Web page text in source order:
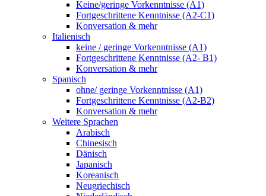
Keine/geringe Vorkenntnisse (A1)
Fortgeschrittene Kenntnisse (A2-C1)
Konversation & mehr
Italienisch
keine / geringe Vorkenntnisse (A1)
Fortgeschrittene Kenntnisse (A2- B1)
Konversation & mehr
Spanisch
ohne/ geringe Vorkenntnisse (A1)
Fortgeschrittene Kenntnisse (A2-B2)
Konversation & mehr
Weitere Sprachen
Arabisch
Chinesisch
Dänisch
Japanisch
Koreanisch
Neugriechisch